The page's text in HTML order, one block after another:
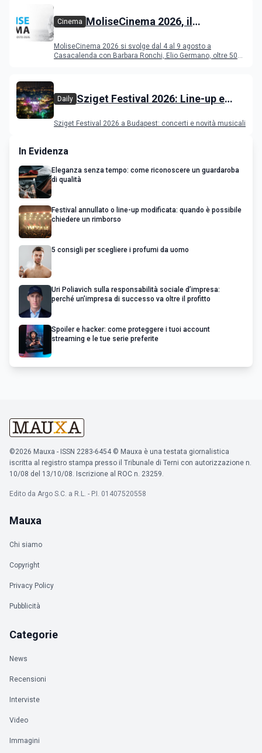
Cinema MoliseCinema 2026, il
MoliseCinema 2026 si svolge dal 4 al 9 agosto a
Casacalenda con Barbara Ronchi, Elio Germano, oltre 50
Daily Sziget Festival 2026: Line-up e
Sziget Festival 2026 a Budapest: concerti e novità musicali
In Evidenza
Eleganza senza tempo: come riconoscere un guardaroba
di qualità
Festival annullato o line-up modificata: quando è possibile
chiedere un rimborso
5 consigli per scegliere i profumi da uomo
Uri Poliavich sulla responsabilità sociale d’impresa:
perché un’impresa di successo va oltre il profitto
Spoiler e hacker: come proteggere i tuoi account
streaming e le tue serie preferite
©2026 Mauxa - ISSN 2283-6454 © Mauxa è una testata giornalistica
iscritta al registro stampa presso il Tribunale di Terni con autorizzazione n.
10/08 del 13/10/08. Iscrizione al ROC n. 23259.
Edito da Argo S.C. a R.L. - P.I. 01407520558
Mauxa
Chi siamo
Copyright
Privacy Policy
Pubblicità
Categorie
News
Recensioni
Interviste
Video
Immagini